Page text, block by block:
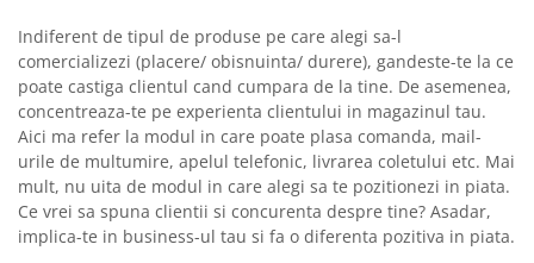
Indiferent de tipul de produse pe care alegi sa-l
comercializezi (placere/ obisnuinta/ durere), gandeste-te la ce
poate castiga clientul cand cumpara de la tine. De asemenea,
concentreaza-te pe experienta clientului in magazinul tau.
Aici ma refer la modul in care poate plasa comanda, mail-
urile de multumire, apelul telefonic, livrarea coletului etc. Mai
mult, nu uita de modul in care alegi sa te pozitionezi in piata.
Ce vrei sa spuna clientii si concurenta despre tine? Asadar,
implica-te in business-ul tau si fa o diferenta pozitiva in piata.